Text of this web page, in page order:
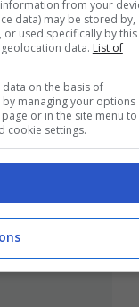
per
Apr 20, 2012
Italia a
from your
data) may be stored by,
used specifically by this
data. List of
on the basis of
managing your options
or in the site menu to
cookie settings.